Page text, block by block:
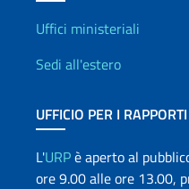
Uffici e Rete
Uffici ministeriali
Sedi all'estero
UFFICIO PER I
L'URPè aperto al
ore 9.00 alle ore 13.00,